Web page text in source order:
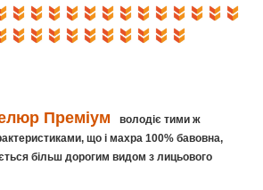
Преміум
володіє тими ж
що і махра 100% бавовна,
більш дорогим видом з лицьового